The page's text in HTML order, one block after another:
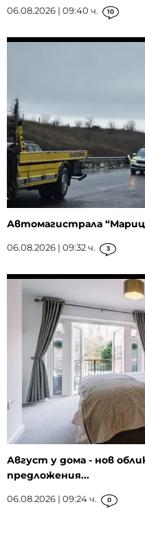
06.08.2026 | 09:40 ч. 10
Автомагистрала
06.08.2026 | 09:32 ч. 3
Август у дома - нов
предложения...
06.08.2026 | 09:24 ч. 0